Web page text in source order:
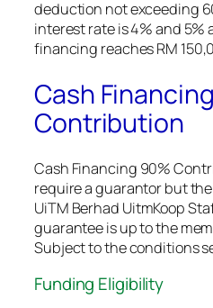
deduction not exceeding
interest rate is 4% and 5%
financing reaches RM
Cash
Contribution
Cash Financing 90%
require a guarantor but
UiTM Berhad UitmKoop
guarantee is up to the
Subject to the conditions
Funding Eligibility